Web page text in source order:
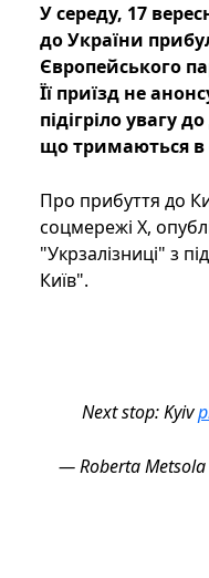
У середу, 17
до України
Європейського
Її приїзд не
підігріло увагу
що тримаються в
Про прибуття до
соцмережі X,
"Укрзалізниці" з
Київ".
Next stop: Kyiv
— Roberta Metsola